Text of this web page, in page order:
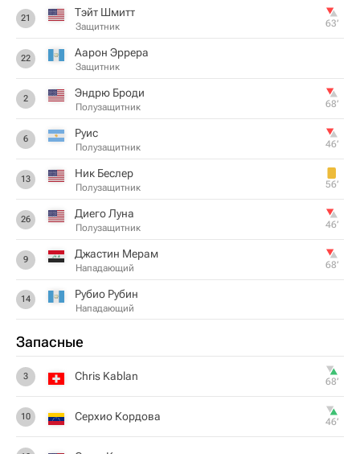
21 Тэйт Шмитт
Защитник 63‎’‎
22 Аарон Эррера
Защитник
2 Эндрю Броди
Полузащитник 68‎’‎
6 Руис
Полузащитник 46‎’‎
13 Ник Беслер
Полузащитник 56‎’‎
26 Диего Луна
Полузащитник 46‎’‎
9 Джастин Мерам
Нападающий 68‎’‎
14 Рубио Рубин
Нападающий
Запасные
3 Chris Kablan 68‎’‎
10 Серхио Кордова 46‎’‎